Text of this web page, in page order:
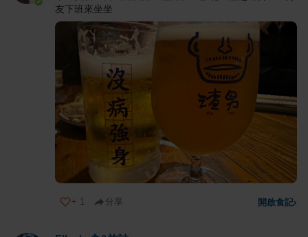
友下班來坐坐
+ 1 分享 開啟食記›